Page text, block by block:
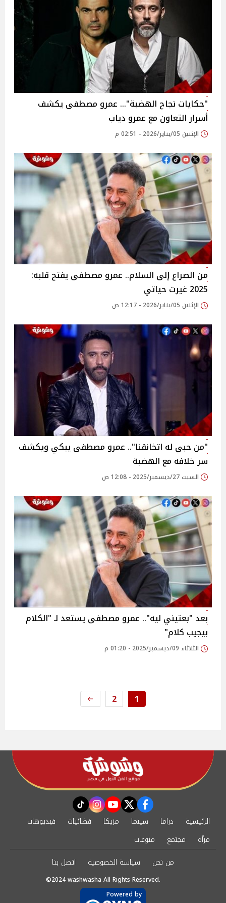
"حكايات نجاح الهضبة"… عمرو مصطفى يكشف
أسرار التعاون مع عمرو دياب
الإثنين 05/يناير/2026 - 02:51 م
من الصراع إلى السلام.. عمرو مصطفى يفتح قلبه:
2025 غيرت حياتي
الإثنين 05/يناير/2026 - 12:17 ص
"من حبي له اتخانقنا".. عمرو مصطفى يبكي ويكشف
سر خلافه مع الهضبة
السبت 27/ديسمبر/2025 - 12:08 ص
بعد "بعتيني ليه".. عمرو مصطفى يستعد لـ "الكلام
بيجيب كلام"
الثلاثاء 09/ديسمبر/2025 - 01:20 م
1
2
facebook
twitter
youtube
instagram
tiktok
الرئيسية دراما سينما مزيكا فضائيات
فيديوهات
مرأة
مجتمع
منوعات
من نحن
سياسة الخصوصية اتصل بنا
©2024 washwasha All Rights Reserved.
Powered by